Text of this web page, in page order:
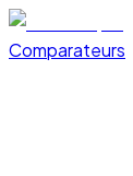
Comparateurs